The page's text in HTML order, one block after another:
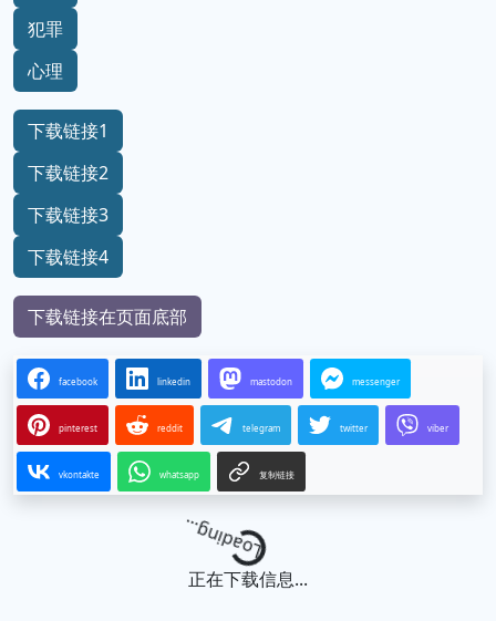
犯罪
心理
下载链接1
下载链接2
下载链接3
下载链接4
下载链接在页面底部
facebook linkedin mastodon messenger
pinterest reddit telegram twitter viber
vkontakte whatsapp 复制链接
Loading...
正在下载信息...